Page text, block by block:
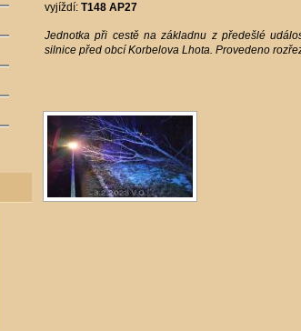
vyjíždí: T148 AP27
Jednotka při cestě na základnu z předešlé
silnice před obcí Korbelova Lhota. Provedeno